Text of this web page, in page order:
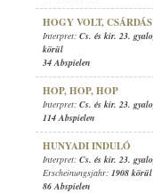
HOGY VOLT, CSÁRDÁS
Interpret: Cs. és kir. 23.
körül
34 Abspielen
HOP, HOP, HOP
Interpret: Cs. és kir. 23.
114 Abspielen
HUNYADI INDULÓ
Interpret: Cs. és kir. 23.
Erscheinungsjahr: 1908 körül
86 Abspielen